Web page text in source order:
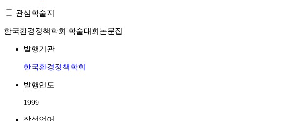
관심학술지
한국환경정책학회 학술대회논문집
발행기관
한국환경정책학회
발행연도
1999
작성언어